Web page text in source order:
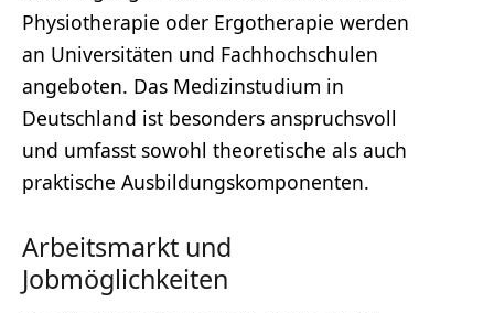
Physiotherapie oder Ergotherapie werden
an Universitäten und Fachhochschulen
angeboten. Das Medizinstudium in
Deutschland ist besonders anspruchsvoll
und umfasst sowohl theoretische als auch
praktische Ausbildungskomponenten.
Arbeitsmarkt und
Jobmöglichkeiten